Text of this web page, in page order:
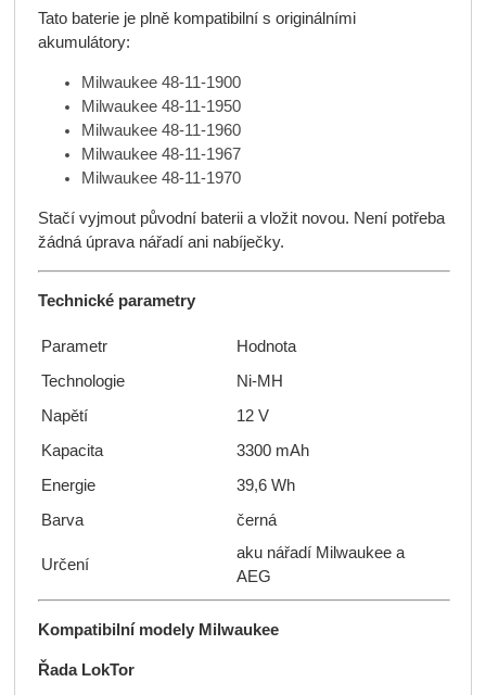
Tato baterie je plně kompatibilní s originálními
akumulátory:
Milwaukee 48-11-1900
Milwaukee 48-11-1950
Milwaukee 48-11-1960
Milwaukee 48-11-1967
Milwaukee 48-11-1970
Stačí vyjmout původní baterii a vložit novou. Není potřeba
žádná úprava nářadí ani nabíječky.
Technické parametry
Parametr
Hodnota
Technologie
Ni-MH
Napětí
12 V
Kapacita
3300 mAh
Energie
39,6 Wh
Barva
černá
Určení
aku nářadí Milwaukee a
AEG
Kompatibilní modely Milwaukee
Řada LokTor